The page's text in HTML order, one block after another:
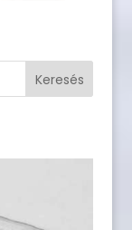
Keresés